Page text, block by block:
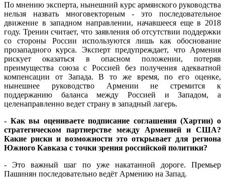
По мнению эксперта, нынешний курс армянского руководства
нельзя назвать многовекторным - это последовательное
движение в западном направлении, начавшееся еще в 2018
году. Тренин считает, что заявления об отсутствии поддержки
со стороны России используются лишь как обоснование
прозападного курса. Эксперт предупреждает, что Армения
рискует оказаться в опасном положении, потеряв
преимущества союза с Россией без получения адекватной
компенсации от Запада. В то же время, по его оценке,
нынешнее руководство Армении не стремится к
поддержанию баланса между Россией и Западом, а
целенаправленно ведет страну в западный лагерь.
- Как вы оцениваете подписание соглашения (Хартии) о
стратегическом партнерстве между Арменией и США?
Какие риски и возможности это открывает для региона
Южного Кавказа с точки зрения российской политики?
- Это важный шаг по уже накатанной дороге. Премьер
Пашинян последовательно ведёт Армению на Запад. ⁠⁠